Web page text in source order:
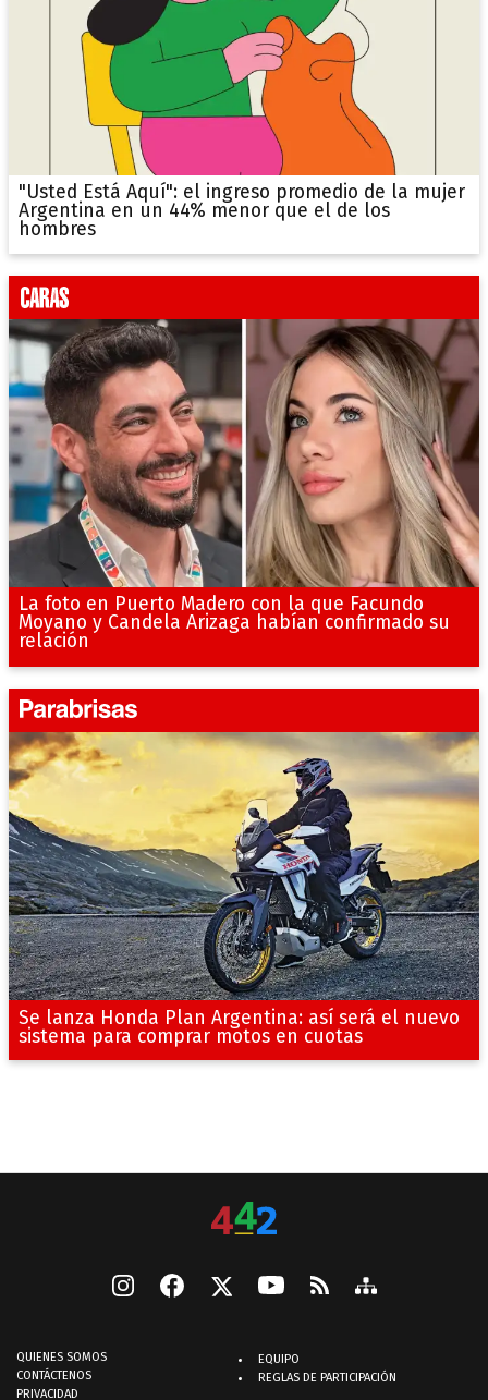
"Usted Está Aquí": el ingreso promedio de la mujer
Argentina en un 44% menor que el de los
hombres
La foto en Puerto Madero con la que Facundo
Moyano y Candela Arizaga habían confirmado su
relación
Se lanza Honda Plan Argentina: así será el nuevo
sistema para comprar motos en cuotas
QUIENES SOMOS
CONTÁCTENOS
PRIVACIDAD
EQUIPO
REGLAS DE PARTICIPACIÓN